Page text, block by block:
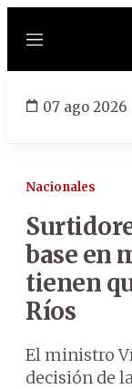
Menú
07 ago 2026
Nacionales
base en
tienen
Ríos
El ministro
decisión de